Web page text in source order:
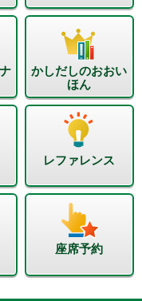
かしだしのおおい
ほん
レファレンス
座席予約